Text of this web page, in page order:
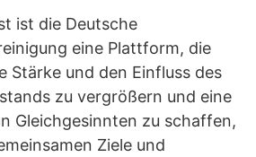
ist die Deutsche
eine Plattform, die
Stärke und den Einfluss des
zu vergrößern und eine
Gleichgesinnten zu schaffen,
Ziele und